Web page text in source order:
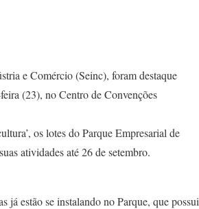
e Comércio (Seinc), foram destaque
(23), no Centro de Convenções
os lotes do Parque Empresarial de
atividades até 26 de setembro.
estão se instalando no Parque, que possui